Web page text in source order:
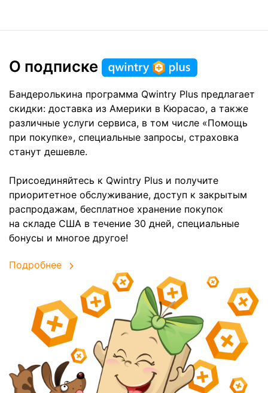
О подписке
Бандеролькина программа Qwintry Plus предлагает
скидки: доставка из Америки в Кюрасао, а также
различные услуги сервиса, в том числе «Помощь
при покупке», специальные запросы, страховка
станут дешевле.
Присоединяйтесь к Qwintry Plus и получите
приоритетное обслуживание, доступ к закрытым
распродажам, бесплатное хранение покупок
на складе США в течение 30 дней, специальные
бонусы и многое другое!
Подробнее